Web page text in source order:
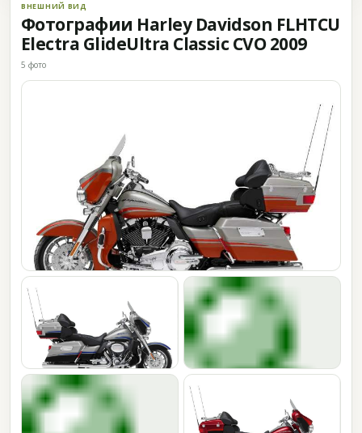
ВНЕШНИЙ ВИД
Фотографии Harley Davidson FLHTCU
Electra GlideUltra Classic CVO 2009
5 фото